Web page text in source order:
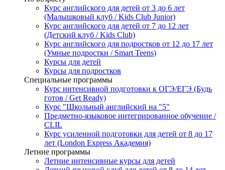
Курс английского для детей от 3 до 6 лет
(Малышковый клуб / Kids Club Junior)
Курс английского для детей от 7 до 12 лет
(Детский клуб / Kids Club)
Курс английского для подростков от 12 до 17 лет
(Умные подростки / Smart Teens)
Курсы для детей
Курсы для подростков
Специальные программы
Курс интенсивной подготовки к ОГЭ/ЕГЭ (Будь
готов / Get Ready)
Курс "Школьный английский на "5"
Предметно-языковое интегрированное обучение /
CLIL
Курс усиленной подготовки для детей от 8 до 17
лет (London Express Академия)
Летние программы
Летние интенсивные курсы для детей